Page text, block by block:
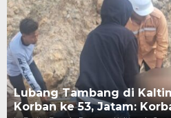
Lubang Tambang di
Korban ke 53, Jatam: